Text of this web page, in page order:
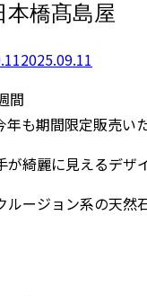
橋髙島屋
2025.09.11
間
も期間限定販売いた
が綺麗に見えるデザ
ルージョン系の天